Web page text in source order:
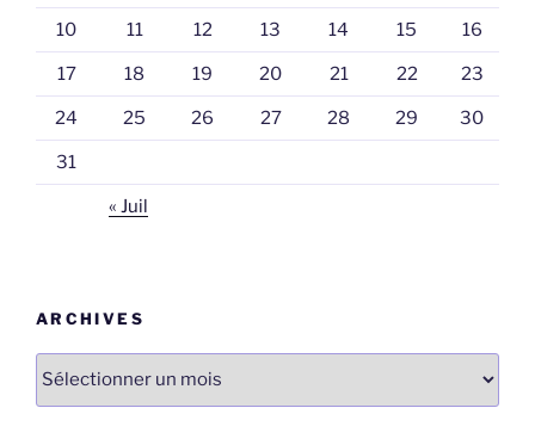
10 11 12 13 14 15 16
17 18 19 20 21 22 23
24 25 26 27 28 29 30
31
« Juil
ARCHIVES
Archives